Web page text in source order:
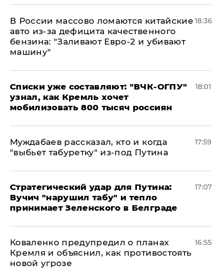
В России массово ломаются китайские
авто из-за дефицита качественного
бензина: "Заливают Евро-2 и убивают
машину"
18:36
Списки уже составляют: "ВЧК-ОГПУ"
узнал, как Кремль хочет
мобилизовать 800 тысяч россиян
18:01
Муждабаев рассказал, кто и когда
"выбьет табуретку" из-под Путина
17:59
Стратегический удар для Путина:
Вучич "нарушил табу" и тепло
принимает Зеленского в Белграде
17:07
Коваленко предупредил о планах
Кремля и объяснил, как противостоять
новой угрозе
16:55